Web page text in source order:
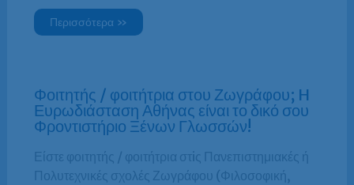
Περισσότερα »
Φοιτητής / φοιτήτρια στου Ζωγράφου; H
Ευρωδιάσταση Αθήνας είναι το δικό σου
Φροντιστήριο Ξένων Γλωσσών!
Είστε φοιτητής / φοιτήτρια στiς Πανεπιστημιακές ή
Πολυτεχνικές σχολές Ζωγράφου (Φιλοσοφική,